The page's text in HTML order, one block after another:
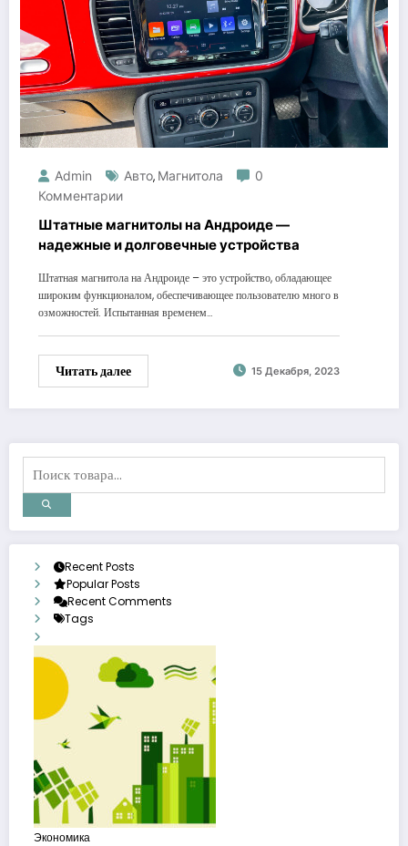
Admin Авто, Магнитола
0
Комментарии
Штатные магнитолы на Андроиде —
надежные и долговечные устройства
Штатная магнитола на Андроиде – это устройство, обладающее
широким функционалом, обеспечивающее пользователю много в
озможностей. Испытанная временем…
Читать далее 15 Декабря, 2023
Recent Posts
Popular Posts
Recent Comments
Tags
Экономика